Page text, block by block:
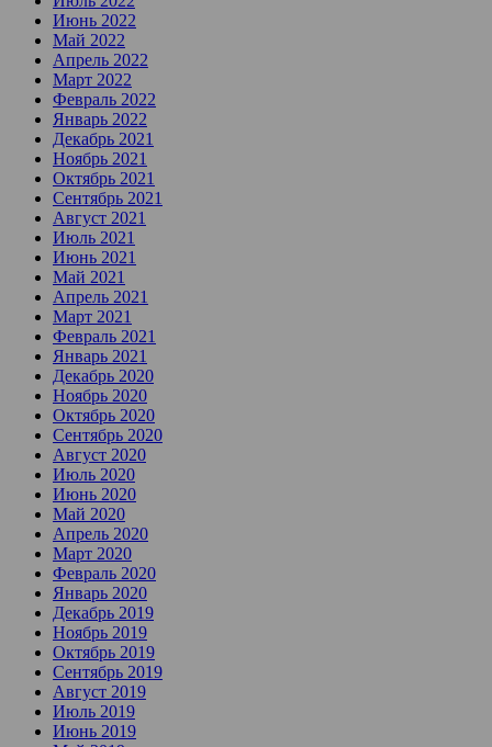
Июнь 2022
Май 2022
Апрель 2022
Март 2022
Февраль 2022
Январь 2022
Декабрь 2021
Ноябрь 2021
Октябрь 2021
Сентябрь 2021
Август 2021
Июль 2021
Июнь 2021
Май 2021
Апрель 2021
Март 2021
Февраль 2021
Январь 2021
Декабрь 2020
Ноябрь 2020
Октябрь 2020
Сентябрь 2020
Август 2020
Июль 2020
Июнь 2020
Май 2020
Апрель 2020
Март 2020
Февраль 2020
Январь 2020
Декабрь 2019
Ноябрь 2019
Октябрь 2019
Сентябрь 2019
Август 2019
Июль 2019
Июнь 2019